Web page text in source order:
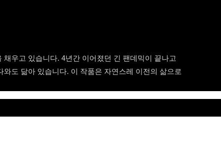
우고 있습니다. 4년간 이어졌던 긴 팬데믹이 끝나고
도 닮아 있습니다. 이 작품은 자연스레 이전의 삶으로